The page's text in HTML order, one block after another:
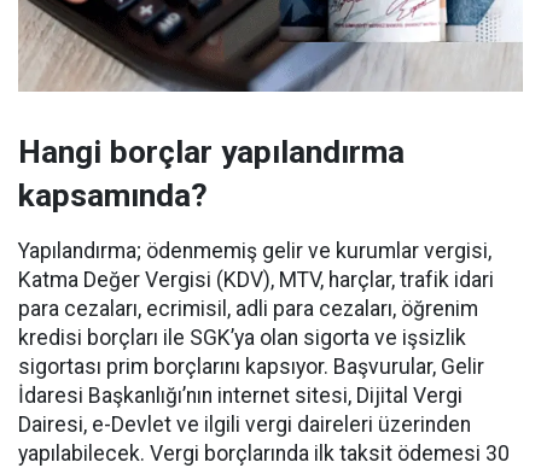
Hangi borçlar yapılandırma
kapsamında?
Yapılandırma; ödenmemiş gelir ve kurumlar vergisi,
Katma Değer Vergisi (KDV), MTV, harçlar, trafik idari
para cezaları, ecrimisil, adli para cezaları, öğrenim
kredisi borçları ile SGK’ya olan sigorta ve işsizlik
sigortası prim borçlarını kapsıyor. Başvurular, Gelir
İdaresi Başkanlığı’nın internet sitesi, Dijital Vergi
Dairesi, e-Devlet ve ilgili vergi daireleri üzerinden
yapılabilecek. Vergi borçlarında ilk taksit ödemesi 30